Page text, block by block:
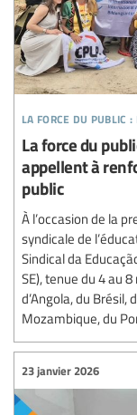
la force du public :
La force du
appellent à
public
À l’occasion de la
syndicale de
Sindical da
SE), tenue du 4 au
d’Angola, du Brésil,
Mozambique, du
23 janvier 2026